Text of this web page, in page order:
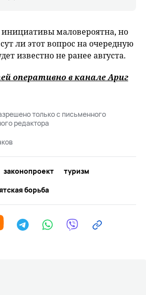
маловероятна, но
ли этот вопрос на очередную
известно не ранее августа.
оперативно в канале Ариг
только с письменного
редактора
законопроект
туризм
борьба